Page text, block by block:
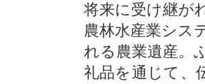
将来に受け継が
農林水産業シス
れる農業遺産。
礼品を通じて、